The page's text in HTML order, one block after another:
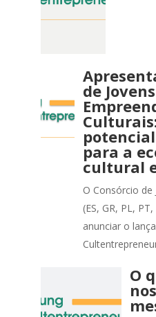
de Jovens
para a
cultural
O Consórcio de
(ES, GR, PL,
anunciar o
O